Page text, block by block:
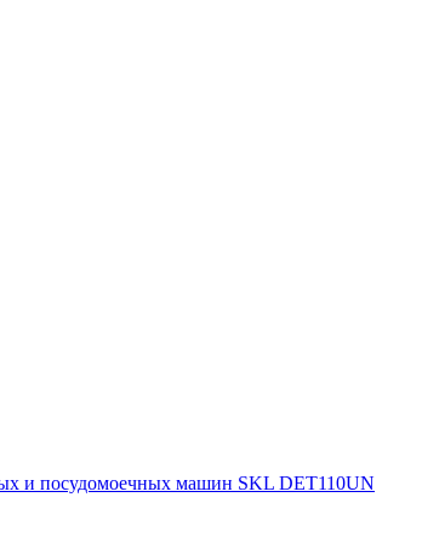
и посудомоечных машин SKL DET110UN